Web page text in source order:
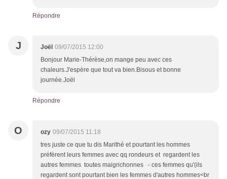
Répondre
J Joël 09/07/2015 12:00
Bonjour Marie-Thérèse,on mange peu avec ces
chaleurs.J'espère que tout va bien.Bisous et bonne
journée.Joël
Répondre
O ozy 09/07/2015 11:18
tres juste ce que tu dis Marithé et pourtant les hommes
préfèrent leurs femmes avec qq rondeurs et regardent les
autres femmes toutes maigrichonnes - ces femmes qu'(ils
regardent sont pourtant bien les femmes d'autres hommes<br